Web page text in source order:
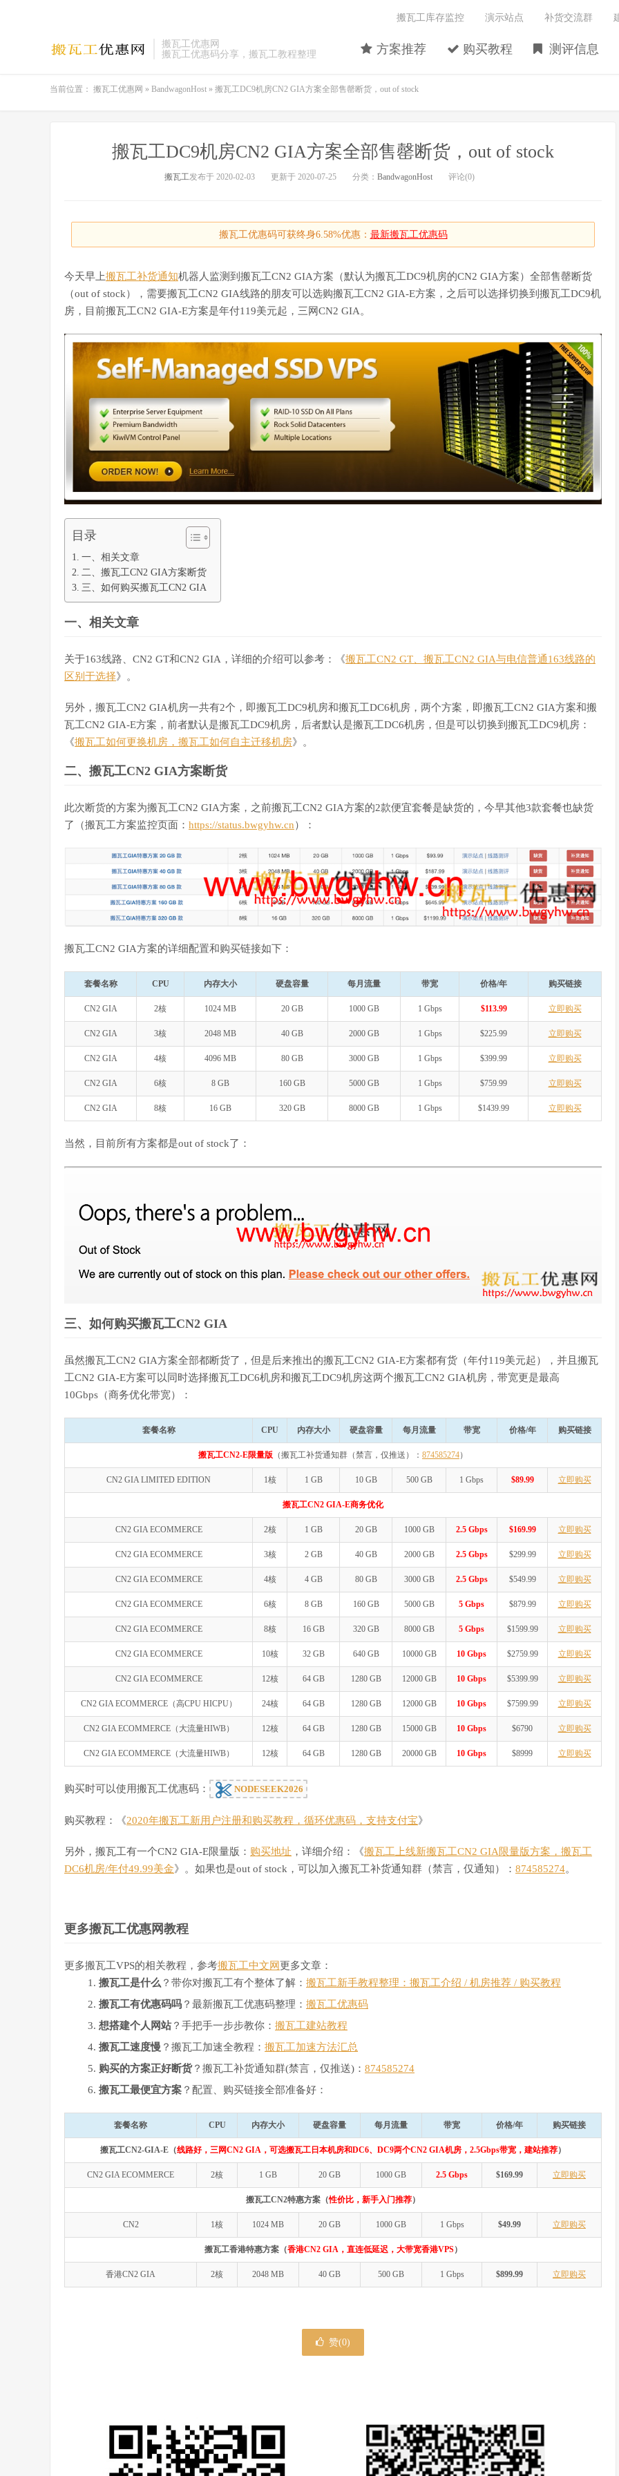
搬瓦工优惠网
搬瓦工优惠码分享，搬瓦工教程整理
方案推荐 购买教程 测评信息
搬瓦工库存监控 演示站点 补货交流群
当前位置： 搬瓦工优惠网 » BandwagonHost » 搬瓦工DC9机房CN2 GIA方案全部售罄断货，out of stock
搬瓦工DC9机房CN2 GIA方案全部售罄断货，out of stock
搬瓦工发布于 2020-02-03 更新于 2020-07-25 分类： BandwagonHost 评论(0)
搬瓦工优惠码可获终身6.58%优惠： 最新搬瓦工优惠码
今天早上搬瓦工补货通知机器人监测到搬瓦工CN2 GIA方案（默认为搬瓦工DC9机房的CN2 GIA方案）全部售罄断货
（out of stock），需要搬瓦工CN2 GIA线路的朋友可以选购搬瓦工CN2 GIA-E方案，之后可以选择切换到搬瓦工DC9机
房，目前搬瓦工CN2 GIA-E方案是年付119美元起，三网CN2 GIA。
目录
一、相关文章
二、搬瓦工CN2 GIA方案断货
三、如何购买搬瓦工CN2 GIA
一、相关文章
关于163线路、CN2 GT和CN2 GIA，详细的介绍可以参考：《搬瓦工CN2 GT、搬瓦工CN2 GIA与电信普通163线路的
区别于选择》。
另外，搬瓦工CN2 GIA机房一共有2个，即搬瓦工DC9机房和搬瓦工DC6机房，两个方案，即搬瓦工CN2 GIA方案和搬
瓦工CN2 GIA-E方案，前者默认是搬瓦工DC9机房，后者默认是搬瓦工DC6机房，但是可以切换到搬瓦工DC9机房：
《搬瓦工如何更换机房，搬瓦工如何自主迁移机房》。
二、搬瓦工CN2 GIA方案断货
此次断货的方案为搬瓦工CN2 GIA方案，之前搬瓦工CN2 GIA方案的2款便宜套餐是缺货的，今早其他3款套餐也缺货
了（搬瓦工方案监控页面： https://status.bwgyhw.cn）：
搬瓦工CN2 GIA方案的详细配置和购买链接如下：
套餐名称 CPU 内存大小 硬盘容量 每月流量 带宽 价格/年 购买链接
CN2 GIA 2核 1024 MB 20 GB 1000 GB 1 Gbps $113.99 立即购买
CN2 GIA 3核 2048 MB 40 GB 2000 GB 1 Gbps $225.99 立即购买
CN2 GIA 4核 4096 MB 80 GB 3000 GB 1 Gbps $399.99 立即购买
CN2 GIA 6核 8 GB 160 GB 5000 GB 1 Gbps $759.99 立即购买
CN2 GIA 8核 16 GB 320 GB 8000 GB 1 Gbps $1439.99 立即购买
当然，目前所有方案都是out of stock了：
三、如何购买搬瓦工CN2 GIA
虽然搬瓦工CN2 GIA方案全部都断货了，但是后来推出的搬瓦工CN2 GIA-E方案都有货（年付119美元起），并且搬瓦
工CN2 GIA-E方案可以同时选择搬瓦工DC6机房和搬瓦工DC9机房这两个搬瓦工CN2 GIA机房，带宽更是最高
10Gbps（商务优化带宽）：
套餐名称 CPU 内存大小 硬盘容量 每月流量 带宽 价格/年 购买链接
搬瓦工CN2-E限量版 （搬瓦工补货通知群（禁言，仅推送）： 874585274）
CN2 GIA LIMITED EDITION 1核 1 GB 10 GB 500 GB 1 Gbps $89.99 立即购买
搬瓦工CN2 GIA-E商务优化
CN2 GIA ECOMMERCE 2核 1 GB 20 GB 1000 GB 2.5 Gbps $169.99 立即购买
CN2 GIA ECOMMERCE 3核 2 GB 40 GB 2000 GB 2.5 Gbps $299.99 立即购买
CN2 GIA ECOMMERCE 4核 4 GB 80 GB 3000 GB 2.5 Gbps $549.99 立即购买
CN2 GIA ECOMMERCE 6核 8 GB 160 GB 5000 GB 5 Gbps $879.99 立即购买
CN2 GIA ECOMMERCE 8核 16 GB 320 GB 8000 GB 5 Gbps $1599.99 立即购买
CN2 GIA ECOMMERCE 10核 32 GB 640 GB 10000 GB 10 Gbps $2759.99 立即购买
CN2 GIA ECOMMERCE 12核 64 GB 1280 GB 12000 GB 10 Gbps $5399.99 立即购买
CN2 GIA ECOMMERCE（高CPU HICPU） 24核 64 GB 1280 GB 12000 GB 10 Gbps $7599.99 立即购买
CN2 GIA ECOMMERCE（大流量HIWB） 12核 64 GB 1280 GB 15000 GB 10 Gbps $6790 立即购买
CN2 GIA ECOMMERCE（大流量HIWB） 12核 64 GB 1280 GB 20000 GB 10 Gbps $8999 立即购买
购买时可以使用搬瓦工优惠码： NODESEEK2026
购买教程：《2020年搬瓦工新用户注册和购买教程，循环优惠码，支持支付宝》
另外，搬瓦工有一个CN2 GIA-E限量版： 购买地址 ，详细介绍：《搬瓦工上线新搬瓦工CN2 GIA限量版方案，搬瓦工
DC6机房/年付49.99美金》。如果也是out of stock，可以加入搬瓦工补货通知群（禁言，仅通知）： 874585274。
更多搬瓦工优惠网教程
更多搬瓦工VPS的相关教程，参考搬瓦工中文网 更多文章：
搬瓦工是什么 ？带你对搬瓦工有个整体了解： 搬瓦工新手教程整理：搬瓦工介绍 / 机房推荐 / 购买教程
搬瓦工有优惠码吗 ？最新搬瓦工优惠码整理： 搬瓦工优惠码
想搭建个人网站？手把手一步步教你： 搬瓦工建站教程
搬瓦工速度慢 ？搬瓦工加速全教程： 搬瓦工加速方法汇总
购买的方案正好断货？搬瓦工补货通知群(禁言，仅推送)： 874585274
搬瓦工最便宜方案 ？配置、购买链接全部准备好：
套餐名称 CPU 内存大小 硬盘容量 每月流量 带宽 价格/年 购买链接
搬瓦工CN2-GIA-E（线路好，三网CN2 GIA，可选搬瓦工日本机房和DC6、DC9两个CN2 GIA机房，2.5Gbps带宽，建站推荐）
CN2 GIA ECOMMERCE 2核 1 GB 20 GB 1000 GB 2.5 Gbps $169.99 立即购买
搬瓦工CN2特惠方案（性价比，新手入门推荐）
CN2 1核 1024 MB 20 GB 1000 GB 1 Gbps $49.99 立即购买
搬瓦工香港特惠方案（香港CN2 GIA，直连低延迟，大带宽香港VPS）
香港CN2 GIA 2核 2048 MB 40 GB 500 GB 1 Gbps $899.99 立即购买
赞(0)